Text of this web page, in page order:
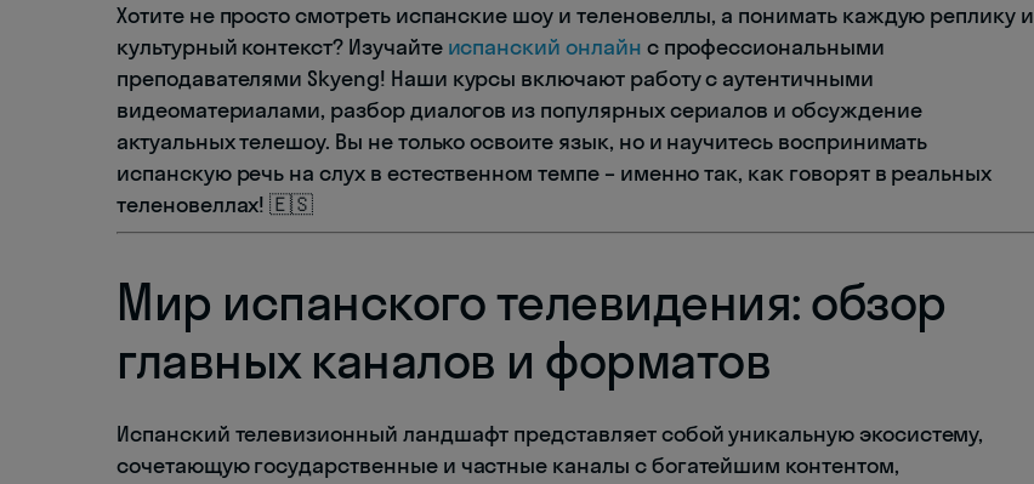
Хотите не просто смотреть испанские шоу и теленовеллы, а понимать каждую реплику и
культурный контекст? Изучайте испанский онлайн с профессиональными
преподавателями Skyeng! Наши курсы включают работу с аутентичными
видеоматериалами, разбор диалогов из популярных сериалов и обсуждение
актуальных телешоу. Вы не только освоите язык, но и научитесь воспринимать
испанскую речь на слух в естественном темпе – именно так, как говорят в реальных
теленовеллах! 🇪🇸
Мир испанского телевидения: обзор
главных каналов и форматов
Испанский телевизионный ландшафт представляет собой уникальную экосистему,
сочетающую государственные и частные каналы с богатейшим контентом,